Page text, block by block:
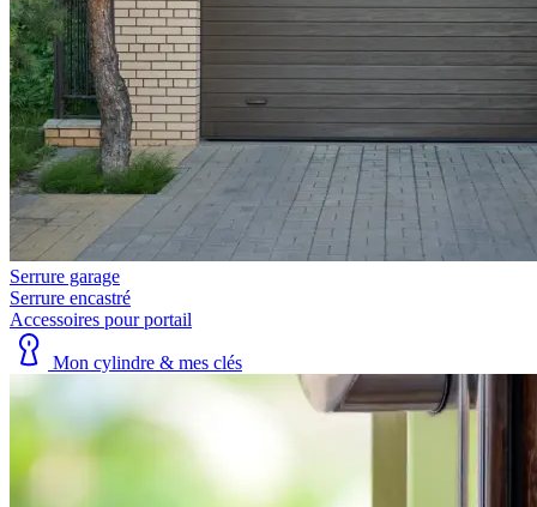
Serrure garage
Serrure encastré
Accessoires pour portail
Mon cylindre & mes clés